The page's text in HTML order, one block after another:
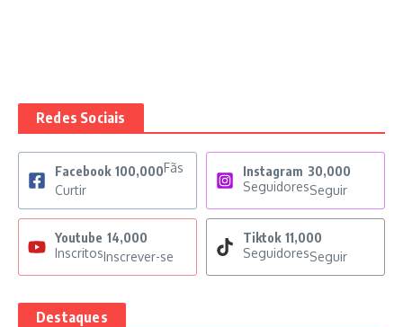
Redes Sociais
Facebook 100,000Fãs
Curtir
Instagram 30,000
SeguidoresSeguir
Youtube 14,000
InscritosInscrever-se
Tiktok 11,000
SeguidoresSeguir
Destaques